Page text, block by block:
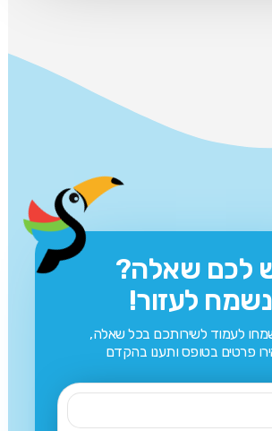
לכם שאלה?
נשמח לעזור!
לעמוד לשירותכם בכל שאלה,
פרטים בטופס ותענו בהקדם